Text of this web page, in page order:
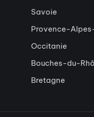
Savoie
Provence-
Occitanie
Bouches-du-
Bretagne